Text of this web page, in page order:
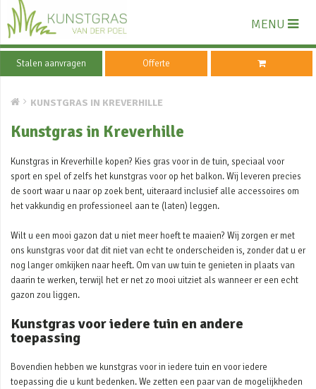
MENU
Stalen aanvragen Offerte
KUNSTGRAS IN KREVERHILLE
Kunstgras in Kreverhille
Kunstgras in Kreverhille kopen? Kies gras voor in de tuin, speciaal voor
sport en spel of zelfs het kunstgras voor op het balkon. Wij leveren precies
de soort waar u naar op zoek bent, uiteraard inclusief alle accessoires om
het vakkundig en professioneel aan te (laten) leggen.
Wilt u een mooi gazon dat u niet meer hoeft te maaien? Wij zorgen er met
ons kunstgras voor dat dit niet van echt te onderscheiden is, zonder dat u er
nog langer omkijken naar heeft. Om van uw tuin te genieten in plaats van
daarin te werken, terwijl het er net zo mooi uitziet als wanneer er een echt
gazon zou liggen.
Kunstgras voor iedere tuin en andere
toepassing
Bovendien hebben we kunstgras voor in iedere tuin en voor iedere
toepassing die u kunt bedenken. We zetten een paar van de mogelijkheden